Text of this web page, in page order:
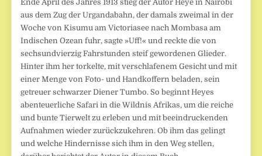
Ende April des Jahres 1913 stieg der Autor Heye in Nairobi
aus dem Zug der Urgandabahn, der damals zweimal in der
Woche von Kisumu am Victoriasee nach Mombasa am
Indischen Ozean fuhr, sagte »Uff!« und reckte die von
sechsundvierzig Fahrstunden steif gewordenen Glieder.
Hinter ihm her torkelte, mit verschlafenem Gesicht und mit
einer Menge von Foto- und Handkoffern beladen, sein
getreuer schwarzer Diener Tumbo. So beginnt Heyes
abenteuerliche Safari in die Wildnis Afrikas, um die reiche
und bunte Tierwelt zu erleben und mit beeindruckenden
Aufnahmen wieder zurückzukehren. Ob ihm das gelingt
und welche Hindernisse sich ihm in den Weg stellen,